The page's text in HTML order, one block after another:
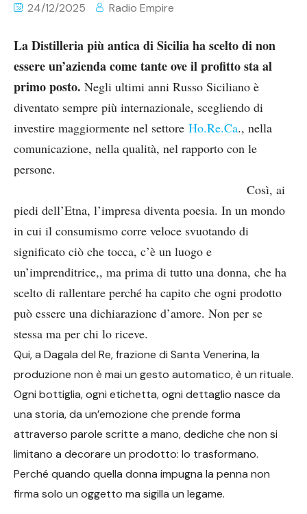
24/12/2025 Radio Empire
La Distilleria più antica di Sicilia ha scelto di non
essere un’azienda come tante ove il profitto sta al
primo posto. Negli ultimi anni Russo Siciliano è
diventato sempre più internazionale, scegliendo di
investire maggiormente nel settore Ho.Re.Ca., nella
comunicazione, nella qualità, nel rapporto con le
persone.
Così, ai
piedi dell’Etna, l’impresa diventa poesia. In un mondo
in cui il consumismo corre veloce svuotando di
significato ciò che tocca, c’è un luogo e
un’imprenditrice,, ma prima di tutto una donna, che ha
scelto di rallentare perché ha capito che ogni prodotto
può essere una dichiarazione d’amore. Non per se
stessa ma per chi lo riceve.
Qui, a Dagala del Re, frazione di Santa Venerina, la
produzione non è mai un gesto automatico, è un rituale.
Ogni bottiglia, ogni etichetta, ogni dettaglio nasce da
una storia, da un’emozione che prende forma
attraverso parole scritte a mano, dediche che non si
limitano a decorare un prodotto: lo trasformano.
Perché quando quella donna impugna la penna non
firma solo un oggetto ma sigilla un legame.